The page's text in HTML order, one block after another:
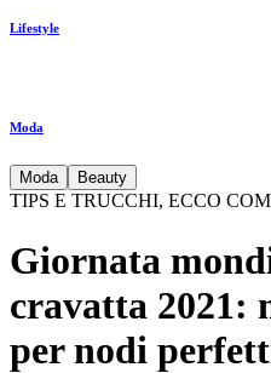
Lifestyle
Moda
Moda Beauty
TIPS E TRUCCHI, ECCO
Giornata
cravatta 2021:
per nodi